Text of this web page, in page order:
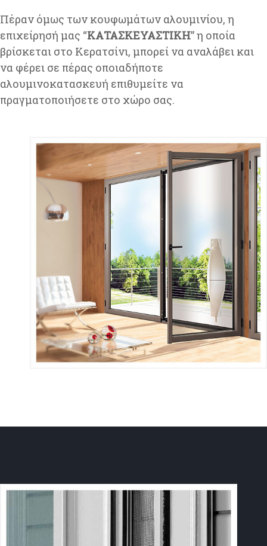
Πέραν όμως των κουφωμάτων αλουμινίου, η
επιχείρησή μας “ΚΑΤΑΣΚΕΥΑΣΤΙΚΗ” η οποία
βρίσκεται στο Κερατσίνι, μπορεί να αναλάβει και
να φέρει σε πέρας οποιαδήποτε
αλουμινοκατασκευή επιθυμείτε να
πραγματοποιήσετε στο χώρο σας.